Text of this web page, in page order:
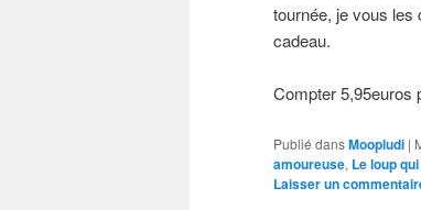
tournée, je vous les
cadeau.
Compter 5,95euros
Publié dansMoopludi |
amoureuse, Le loup
Laisser un